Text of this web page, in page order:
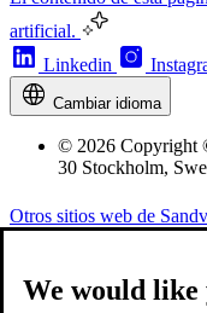
artificial.
Linkedin
Cambiar idioma
© 2026 Copyright
30 Stockholm,
Otros sitios web de
We would like